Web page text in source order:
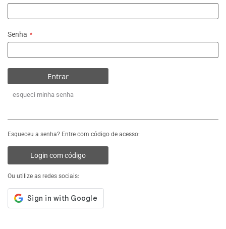
Senha
Entrar
esqueci minha senha
Esqueceu a senha? Entre com código de acesso:
Login com código
Ou utilize as redes sociais: